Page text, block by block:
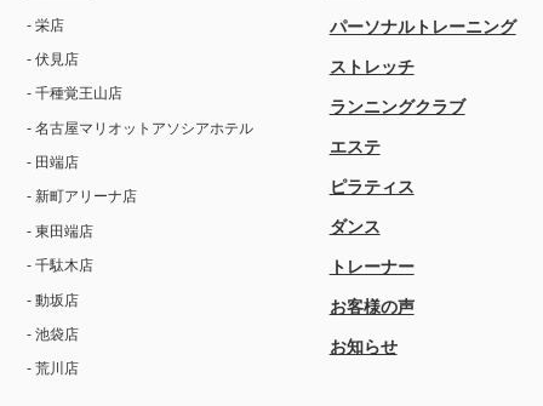
- 栄店
- 伏見店
- 千種覚王山店
- 名古屋マリオットアソシアホテル
- 田端店
- 新町アリーナ店
- 東田端店
- 千駄木店
- 動坂店
- 池袋店
- 荒川店
パーソナルトレーニング
ストレッチ
ランニングクラブ
エステ
ピラティス
ダンス
トレーナー
お客様の声
お知らせ